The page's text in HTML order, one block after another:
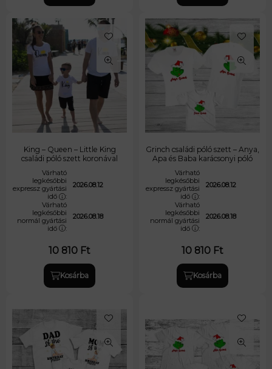
King – Queen – Little King
családi póló szett koronával
Várható
legkésőbbi
expressz gyártási
idő
:
2026.08.12
Várható
legkésőbbi
normál gyártási
idő
:
2026.08.18
10 810 Ft
Grinch családi póló szett – Anya,
Apa és Baba karácsonyi póló
Várható
legkésőbbi
expressz gyártási
idő
:
2026.08.12
Várható
legkésőbbi
normál gyártási
idő
:
2026.08.18
10 810 Ft